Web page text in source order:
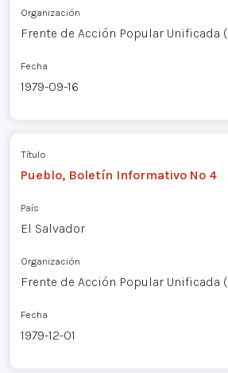
Organización
Frente de Acción Popular Unificada
Fecha
1979-09-16
Título
Pueblo, Boletín Informativo Nº 4
País
El Salvador
Organización
Frente de Acción Popular Unificada
Fecha
1979-12-01